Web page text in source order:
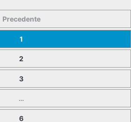
Precedente
1
2
3
…
6